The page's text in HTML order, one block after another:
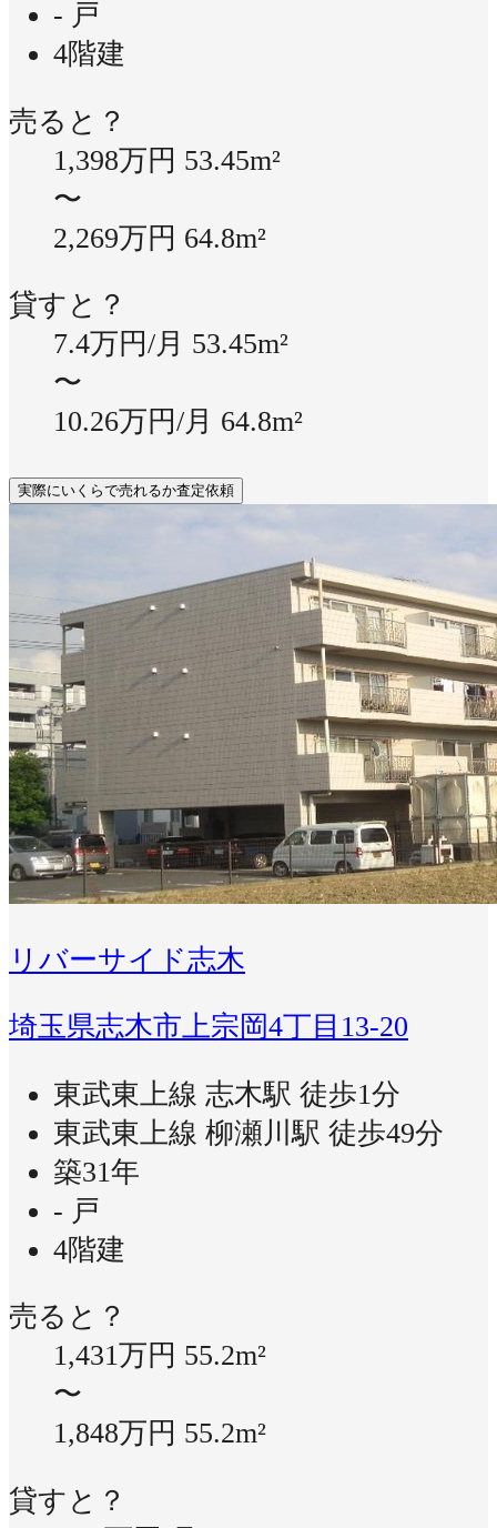
- 戸
4階建
売ると？
1,398万円 53.45m²
〜
2,269万円 64.8m²
貸すと？
7.4万円/月 53.45m²
〜
10.26万円/月 64.8m²
実際にいくらで売れるか査定依頼
リバーサイド志木
埼玉県志木市上宗岡4丁目13-20
東武東上線 志木駅 徒歩1分
東武東上線 柳瀬川駅 徒歩49分
築31年
- 戸
4階建
売ると？
1,431万円 55.2m²
〜
1,848万円 55.2m²
貸すと？